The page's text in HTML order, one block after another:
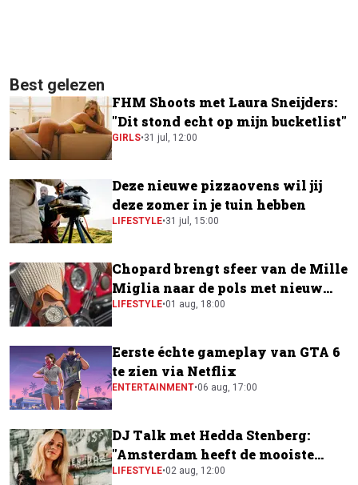
Best gelezen
FHM Shoots met Laura Sneijders:
"Dit stond echt op mijn bucketlist"
GIRLS•31 jul, 12:00
Deze nieuwe pizzaovens wil jij
deze zomer in je tuin hebben
LIFESTYLE•31 jul, 15:00
Chopard brengt sfeer van de Mille
Miglia naar de pols met nieuw
horloge
LIFESTYLE•01 aug, 18:00
Eerste échte gameplay van GTA 6
te zien via Netflix
ENTERTAINMENT•06 aug, 17:00
DJ Talk met Hedda Stenberg:
"Amsterdam heeft de mooiste
festivalscene van Europa"
LIFESTYLE•02 aug, 12:00